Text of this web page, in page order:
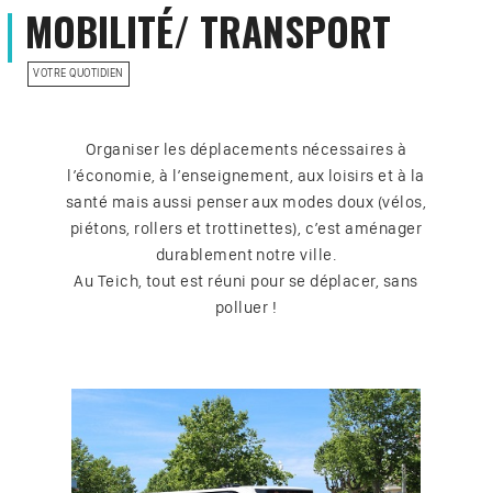
MOBILITÉ/ TRANSPORT
VOTRE QUOTIDIEN
Organiser les déplacements nécessaires à
l’économie, à l’enseignement, aux loisirs et à la
santé mais aussi penser aux modes doux (vélos,
piétons, rollers et trottinettes), c’est aménager
durablement notre ville.
Au Teich, tout est réuni pour se déplacer, sans
polluer !